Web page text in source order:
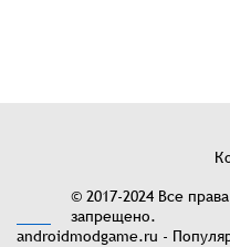
© 2017-2024 Все
запрещено.
androidmodgame.ru -